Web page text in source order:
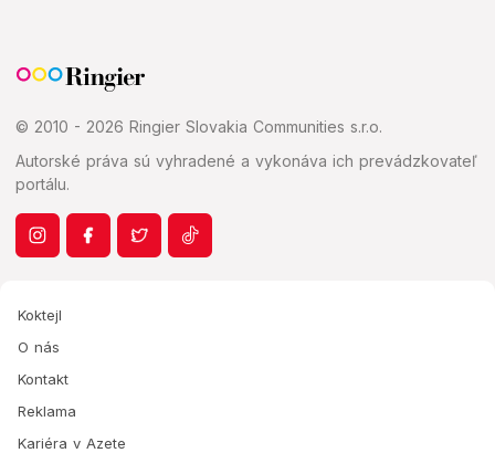
© 2010 - 2026 Ringier Slovakia Communities s.r.o.
Autorské práva sú vyhradené a vykonáva ich prevádzkovateľ
portálu.
Koktejl
O nás
Kontakt
Reklama
Kariéra v Azete